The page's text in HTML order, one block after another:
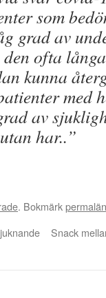
som
grad av
ofta långa
kunna
med
av
har..”
. Bokmärk
Snack